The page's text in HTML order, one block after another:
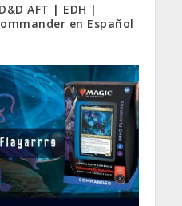
AFT | EDH |
en Español